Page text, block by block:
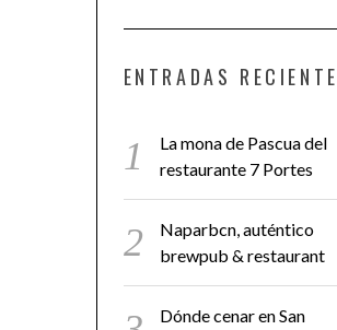
ENTRADAS
La mona de Pascua del
restaurante 7 Portes
Naparbcn, auténtico
brewpub & restaurant
Dónde cenar en San